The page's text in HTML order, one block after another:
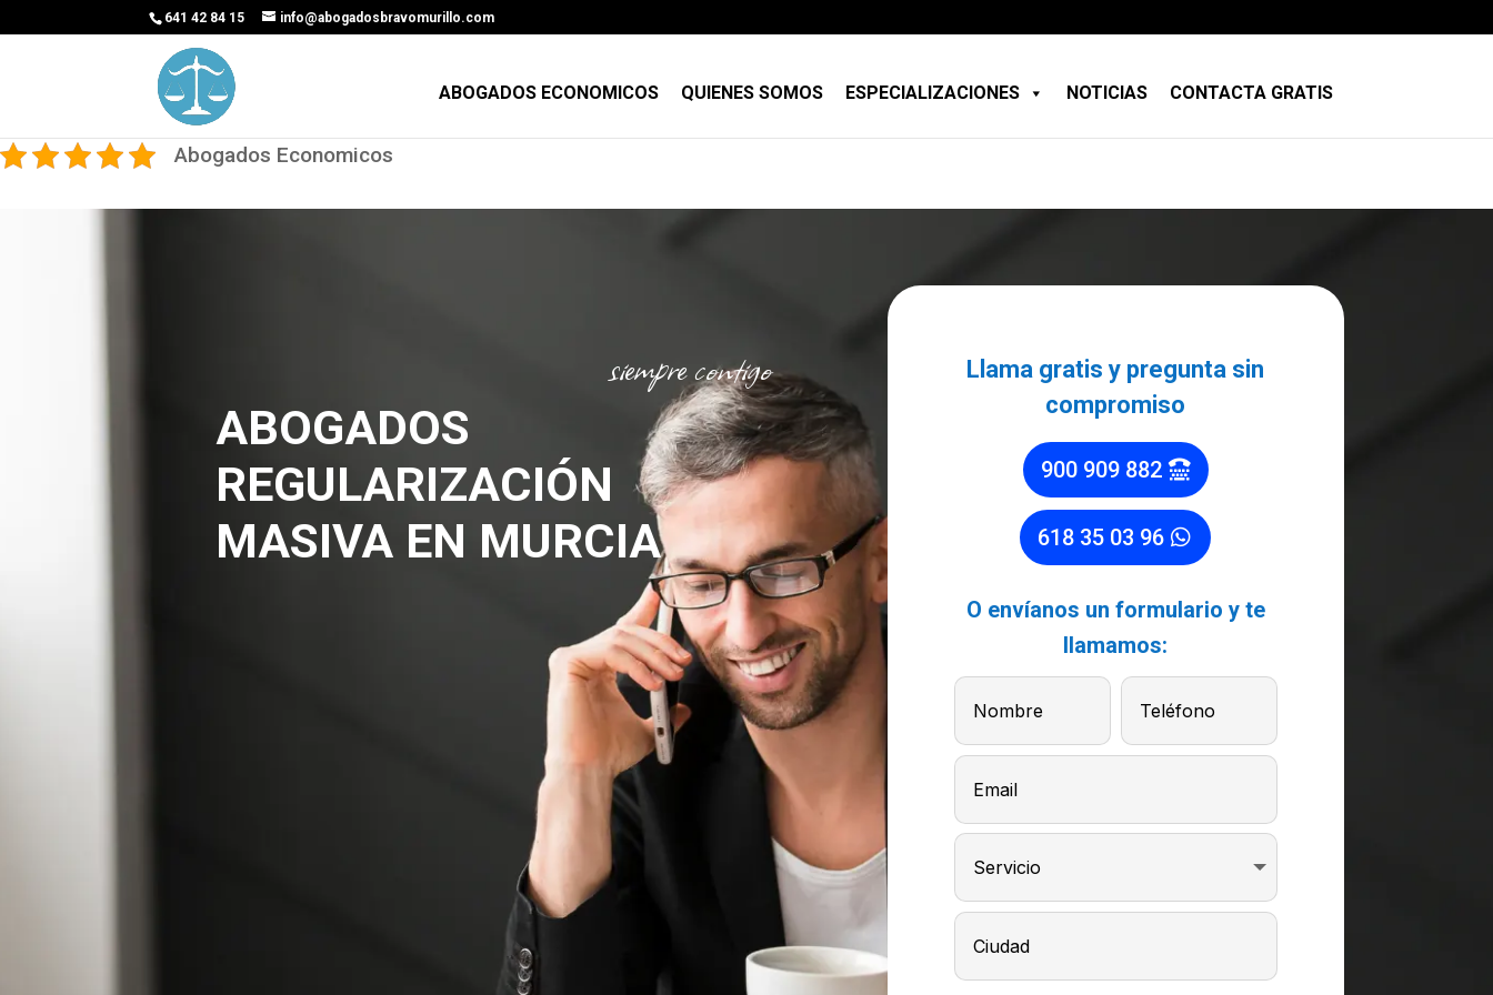
641 42 84 15 info@abogadosbravomurillo.com
ABOGADOS ECONOMICOS QUIENES SOMOS ESPECIALIZACIONES NOTICIAS CONTACTA GRATIS
Abogados Economicos
siempre contigo
ABOGADOS
REGULARIZACIÓN
MASIVA EN MURCIA
Llama gratis y pregunta sin
compromiso
900 909 882
618 35 03 96
O envíanos un formulario y te
llamamos: